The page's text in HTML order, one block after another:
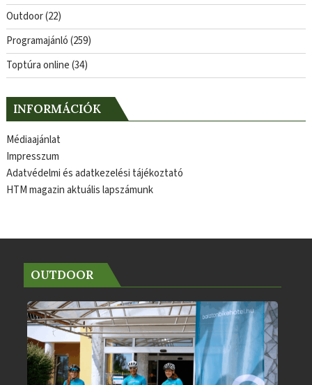
Outdoor(22)
Programajánló(259)
Toptúra online(34)
INFORMÁCIÓK
Médiaajánlat
Impresszum
Adatvédelmi és adatkezelési tájékoztató
HTM magazin aktuális lapszámunk
OUTDOOR